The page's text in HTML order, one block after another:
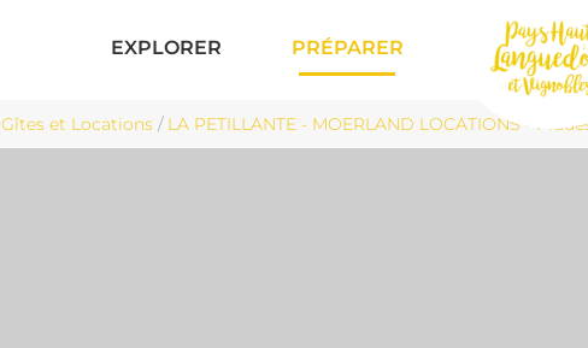
EXPLORER PRÉPARER
Gîtes et Locations / LA PETILLANTE - MOERLAND LOCATIONS -